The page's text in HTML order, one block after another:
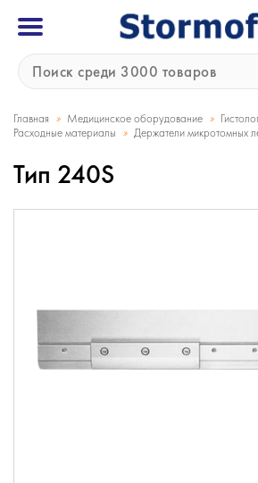
Главная » Медицинское оборудование »
Расходные материалы » Держатели микротомных
Тип 240S